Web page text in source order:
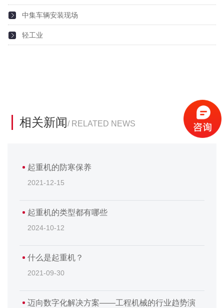
中集车辆安装现场
轻工业
相关新闻/ RELATED NEWS
起重机的防寒保养
2021-12-15
起重机的类型都有哪些
2024-10-12
什么是起重机？
2021-09-30
迈向数字化解决方案——工程机械的行业趋势演